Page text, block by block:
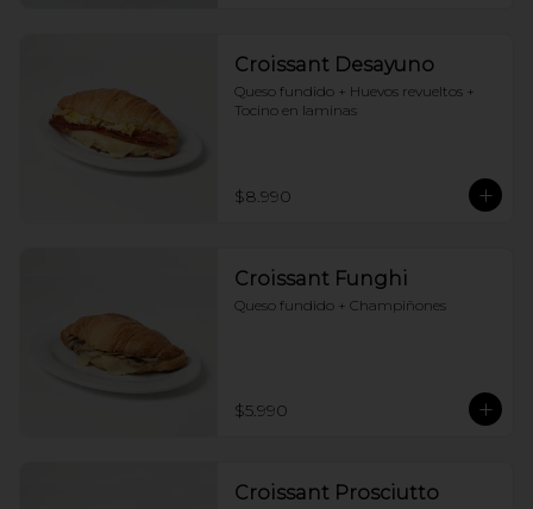
Croissant Desayuno
Queso fundido + Huevos revueltos +
Tocino en laminas
$8.990
Croissant Funghi
Queso fundido + Champiñones
$5.990
Croissant Prosciutto